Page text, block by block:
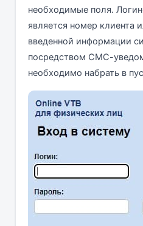
необходимые поля.
является номер клиента
введенной информации
посредством СМС-
необходимо набрать в